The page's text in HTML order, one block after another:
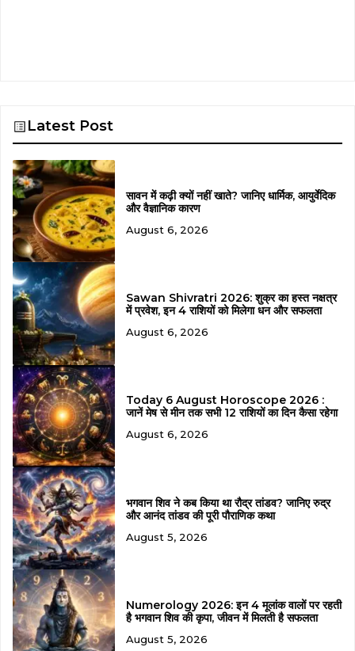
Latest Post
सावन में कढ़ी क्यों नहीं खाते? जानिए धार्मिक, आयुर्वेदिक
और वैज्ञानिक कारण
August 6, 2026
Sawan Shivratri 2026: शुक्र का हस्त नक्षत्र
में प्रवेश, इन 4 राशियों को मिलेगा धन और सफलता
August 6, 2026
Today 6 August Horoscope 2026 :
जानें मेष से मीन तक सभी 12 राशियों का दिन कैसा रहेगा
August 6, 2026
भगवान शिव ने कब किया था रौद्र तांडव? जानिए रुद्र
और आनंद तांडव की पूरी पौराणिक कथा
August 5, 2026
Numerology 2026: इन 4 मूलांक वालों पर रहती
है भगवान शिव की कृपा, जीवन में मिलती है सफलता
August 5, 2026